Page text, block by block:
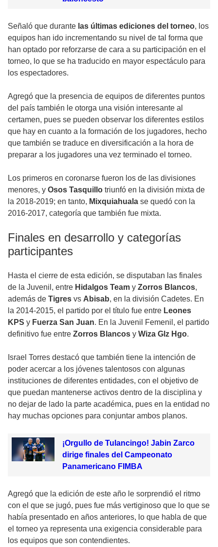
Señaló que durante las últimas ediciones del torneo, los
equipos han ido incrementando su nivel de tal forma que
han optado por reforzarse de cara a su participación en el
torneo, lo que se ha traducido en mayor espectáculo para
los espectadores.
Agregó que la presencia de equipos de diferentes puntos
del país también le otorga una visión interesante al
certamen, pues se pueden observar los diferentes estilos
que hay en cuanto a la formación de los jugadores, hecho
que también se traduce en diversificación a la hora de
preparar a los jugadores una vez terminado el torneo.
Los primeros en coronarse fueron los de las divisiones
menores, y Osos Tasquillo triunfó en la división mixta de
la 2018-2019; en tanto, Mixquiahuala se quedó con la
2016-2017, categoría que también fue mixta.
Finales en desarrollo y categorías
participantes
Hasta el cierre de esta edición, se disputaban las finales
de la Juvenil, entre Hidalgos Team y Zorros Blancos,
además de Tigres vs Abisab, en la división Cadetes. En
la 2014-2015, el partido por el título fue entre Leones
KPS y Fuerza San Juan. En la Juvenil Femenil, el partido
definitivo fue entre Zorros Blancos y Wiza Glz Hgo.
Israel Torres destacó que también tiene la intención de
poder acercar a los jóvenes talentosos con algunas
instituciones de diferentes entidades, con el objetivo de
que puedan mantenerse activos dentro de la disciplina y
no dejar de lado la parte académica, pues en la entidad no
hay muchas opciones para conjuntar ambos planos.
¡Orgullo de Tulancingo! Jabin Zarco
dirige finales del Campeonato
Panamericano FIMBA
Agregó que la edición de este año le sorprendió el ritmo
con el que se jugó, pues fue más vertiginoso que lo que se
había presentado en años anteriores, lo que habla de que
el torneo ya representa una exigencia considerable para
los equipos que son contendientes.